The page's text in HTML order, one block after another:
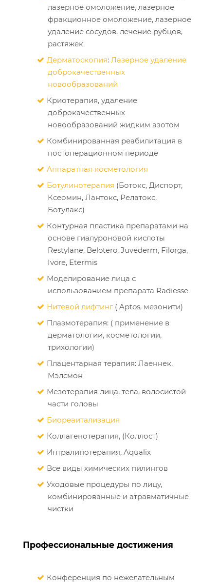
лазерное омоложение, лазерное
фракционное омоложение, лазерное
удаление сосудов, лечение рубцов,
растяжек
Дерматоскопия: Лазерное удаление
доброкачественных
новообразований
Криотерапия, удаление
доброкачественных
новообразований жидким азотом
Комбинированная реабилитация в
постоперационном периоде
Аппаратная косметология
Ботулинотерапия (Ботокс, Диспорт,
Ксеомин, Лантокс, Релатокс,
Ботулакс)
Контурная пластика препаратами на
основе гиалуроновой кислоты
Restylane, Belotero, Juvederm, Filorga,
Ivore, Etermis
Моделирование лица с
использованием препарата Radiesse
Нитевой лифтинг ( Aptos, мезонити)
Плазмотерапия: ( применение в
дерматологии, косметологии,
трихологии)
Плацентарная терапия: Лаеннек,
Мэлсмон
Мезотерапия лица, тела, волосистой
части головы
Биореаитализация
Коллагенотерапия, (Коллост)
Интралипотерапия, Aqualix
Все виды химических пилингов
Уходовые процедуры по лицу,
комбинированные и атравматичные
чистки
Профессиональные достижения
Конференция по нежелательным